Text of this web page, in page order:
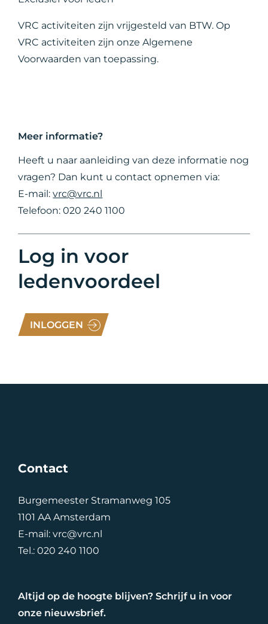
VRC activiteiten zijn vrijgesteld van BTW. Op
VRC activiteiten zijn onze Algemene
Voorwaarden van toepassing.
Meer informatie?
Heeft u naar aanleiding van deze informatie nog
vragen? Dan kunt u contact opnemen via:
E-mail:vrc@vrc.nl
Telefoon: 020 240 1100
Log in voor
ledenvoordeel
INLOGGEN
Contact
Burgemeester Stramanweg 105
1101 AA Amsterdam
E-mail:vrc@vrc.nl
Tel.:020 240 1100
Altijd op de hoogte blijven? Schrijf u in voor
onze nieuwsbrief.